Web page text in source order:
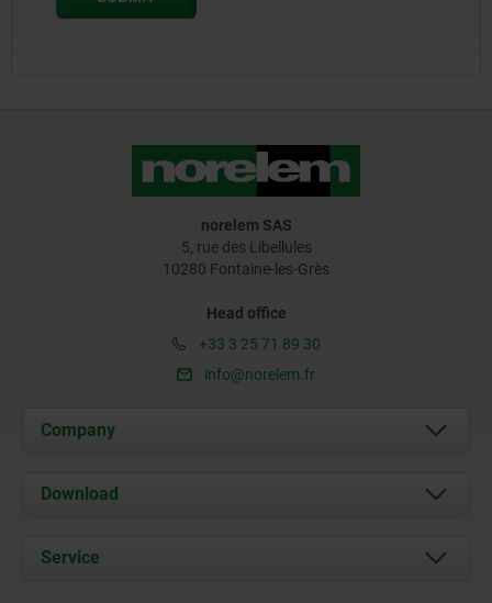
norelem SAS
5, rue des Libellules
10280 Fontaine-les-Grès
Head office
+33 3 25 71 89 30
info@norelem.fr
Company
About us
Contact
Download
Documents
Service